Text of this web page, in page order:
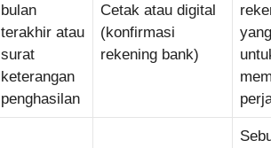
bulan
terakhir atau
surat
keterangan
penghasilan
Cetak atau digital
(konfirmasi
rekening bank)